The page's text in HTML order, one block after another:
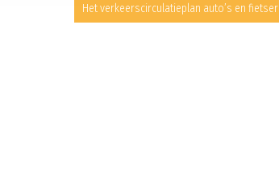
Het verkeerscirculatieplan auto’s en